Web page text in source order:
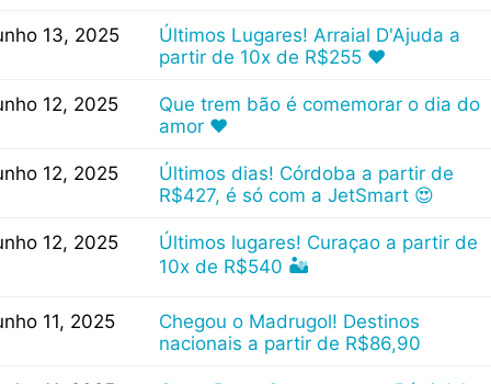
13, 2025
Últimos Lugares! Arraial D'Ajuda a
partir de 10x de R$255 ❤
12, 2025
Que trem bão é comemorar o dia do
amor ❤
12, 2025
Últimos dias! Córdoba a partir de
R$427, é só com a JetSmart 😍
12, 2025
Últimos lugares! Curaçao a partir de
10x de R$540 🏜
11, 2025
Chegou o Madrugol! Destinos
nacionais a partir de R$86,90